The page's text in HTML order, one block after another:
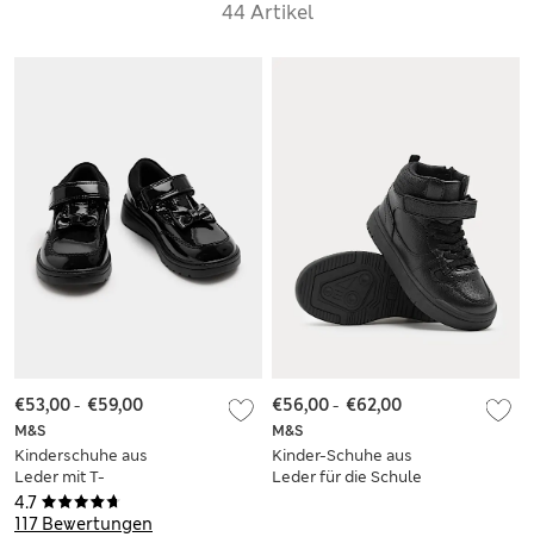
44 Artikel
4.7
117 Bewertungen
M&S
Kinderschuhe aus
Leder mit T-
Verschluss (25,5–
34,5)
€53,00- €59,00
M&S
Kinder-Schuhe aus
Leder für die Schule
€56,00- €62,00